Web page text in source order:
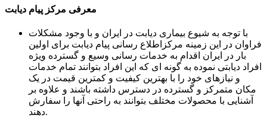
با توجه به شیوع بیماری دیابت در ایران و با وجود مشکلات
فراوان در این زمینه مرکزاطلاع رسانی پیام دیابت برای اولین
بار در ایران اقدام به خدمات رسانی وسیع و گسترده ویژه
افراد دیابتی نموده به گونه ای که این افراد بتوانند تمام خدمات
و نیازهای خود را با بهترین کیفیت و کمترین قیمت در یک
مکان متمرکز و گسترده در دسترس داشته باشند و علاوه بر
آشنایی با محصولات مختلف بتوانند به راحتی آنها را سفارش
دهند.